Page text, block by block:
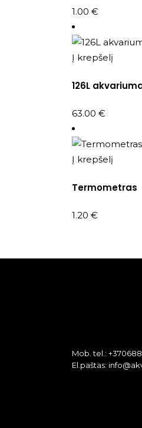
1.00 €
Į krepšelį
126L
63.00 €
Į krepšelį
Termometras
1.20 €
Mob. tel.:
El.paštas: